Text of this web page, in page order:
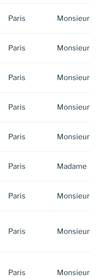
Paris Monsieur
Paris Monsieur
Paris Monsieur
Paris Monsieur
Paris Monsieur
Paris Madame
Paris Monsieur
Paris Monsieur
Paris Monsieur